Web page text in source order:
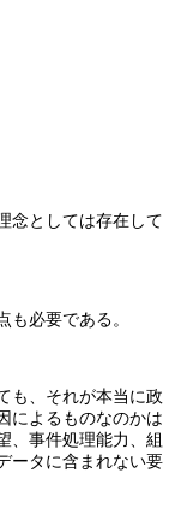
念としては存在して
も必要である。
も、それが本当に政
によるものなのかは
、事件処理能力、組
ータに含まれない要